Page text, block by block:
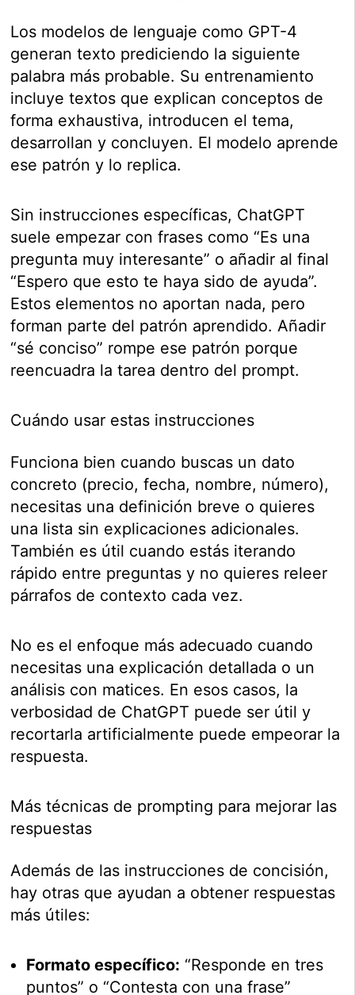
Los modelos de lenguaje como GPT-4
generan texto prediciendo la siguiente
palabra más probable. Su entrenamiento
incluye textos que explican conceptos de
forma exhaustiva, introducen el tema,
desarrollan y concluyen. El modelo aprende
ese patrón y lo replica.
Sin instrucciones específicas, ChatGPT
suele empezar con frases como “Es una
pregunta muy interesante” o añadir al final
“Espero que esto te haya sido de ayuda”.
Estos elementos no aportan nada, pero
forman parte del patrón aprendido. Añadir
“sé conciso” rompe ese patrón porque
reencuadra la tarea dentro del prompt.
Cuándo usar estas instrucciones
Funciona bien cuando buscas un dato
concreto (precio, fecha, nombre, número),
necesitas una definición breve o quieres
una lista sin explicaciones adicionales.
También es útil cuando estás iterando
rápido entre preguntas y no quieres releer
párrafos de contexto cada vez.
No es el enfoque más adecuado cuando
necesitas una explicación detallada o un
análisis con matices. En esos casos, la
verbosidad de ChatGPT puede ser útil y
recortarla artificialmente puede empeorar la
respuesta.
Más técnicas de prompting para mejorar las
respuestas
Además de las instrucciones de concisión,
hay otras que ayudan a obtener respuestas
más útiles:
Formato específico: “Responde en tres
puntos” o “Contesta con una frase”